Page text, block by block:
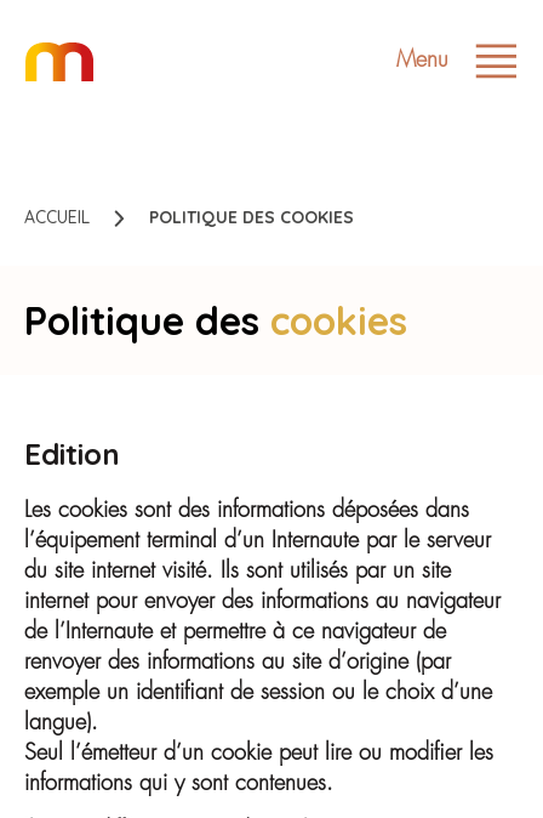
Menu
ACCUEIL POLITIQUE DES COOKIES
Politique des cookies
Edition
Les cookies sont des informations déposées dans
l’équipement terminal d’un Internaute par le serveur
du site internet visité. Ils sont utilisés par un site
internet pour envoyer des informations au navigateur
de l’Internaute et permettre à ce navigateur de
renvoyer des informations au site d’origine (par
exemple un identifiant de session ou le choix d’une
langue).
Seul l’émetteur d’un cookie peut lire ou modifier les
informations qui y sont contenues.